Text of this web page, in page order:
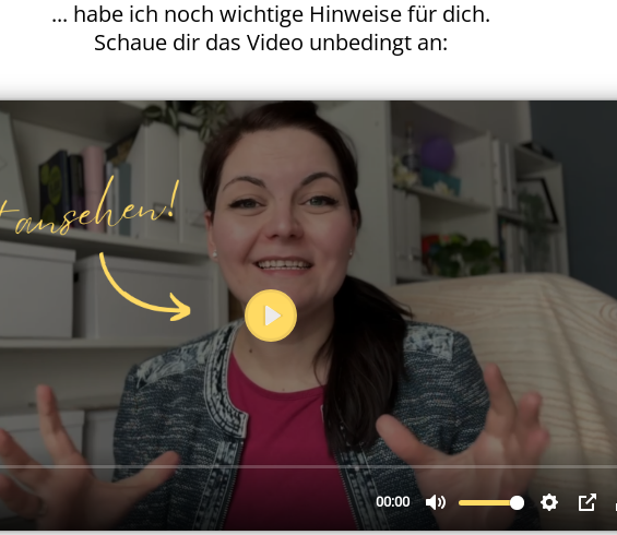
... habe ich noch wichtige Hinweise für dich.
Schaue dir das Video unbedingt an: